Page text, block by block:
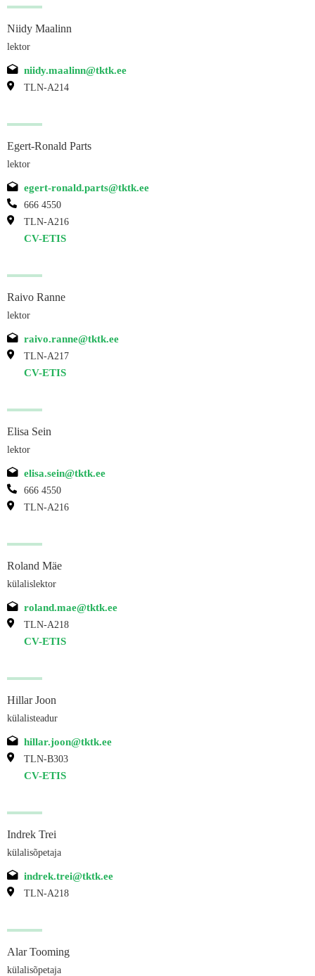
Niidy Maalinn
lektor
niidy.maalinn@tktk.ee
TLN-A214
Egert-Ronald Parts
lektor
egert-ronald.parts@tktk.ee
666 4550
TLN-A216
CV-ETIS
Raivo Ranne
lektor
raivo.ranne@tktk.ee
TLN-A217
CV-ETIS
Elisa Sein
lektor
elisa.sein@tktk.ee
666 4550
TLN-A216
Roland Mäe
külalislektor
roland.mae@tktk.ee
TLN-A218
CV-ETIS
Hillar Joon
külalisteadur
hillar.joon@tktk.ee
TLN-B303
CV-ETIS
Indrek Trei
külalisõpetaja
indrek.trei@tktk.ee
TLN-A218
Alar Tooming
külalisõpetaja